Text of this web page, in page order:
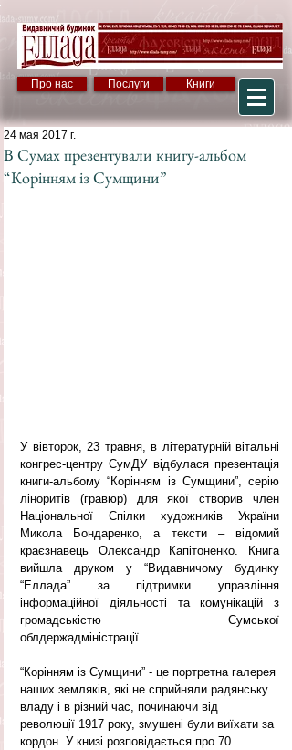
Про нас Послуги Книги
В Сумах презентували книгу-альбом
“Корінням із Сумщини”
24 мая 2017 г.
У вівторок, 23 травня, в літературній вітальні
конгрес-центру СумДУ відбулася презентація
книги-альбому “Корінням із Сумщини”, серію
ліноритів (гравюр) для якої створив член
Національної Спілки художників України
Микола Бондаренко, а тексти – відомий
краєзнавець Олександр Капітоненко. Книга
вийшла друком у “Видавничому будинку
“Еллада” за підтримки управління
інформаційної діяльності та комунікацій з
громадськістю Сумської
облдержадміністрації.
“Корінням із Сумщини” - це портретна галерея
наших земляків, які не сприйняли радянську
владу і в різний час, починаючи від
революції 1917 року, змушені були виїхати за
кордон. У книзі розповідається про 70